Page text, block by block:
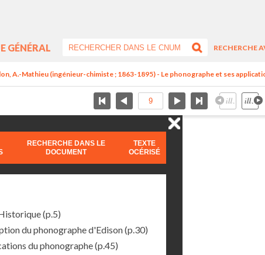
GÉNÉRAL
RECHERCHE
A.-Mathieu (ingénieur-chimiste ; 1863-1895) - Le phonographe et ses
RECHERCHE DANS LE
DOCUMENT
TEXTE
OCÉRISÉ
(p.5)
du phonographe d'Edison(p.30)
du phonographe(p.45)